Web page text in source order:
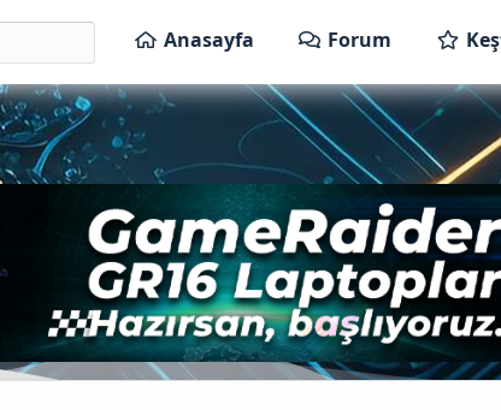
Anasayfa Forum